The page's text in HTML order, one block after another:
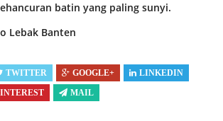
batin yang paling sunyi.
Lebak Banten
TWITTER GOOGLE+
LINKEDIN
MAIL